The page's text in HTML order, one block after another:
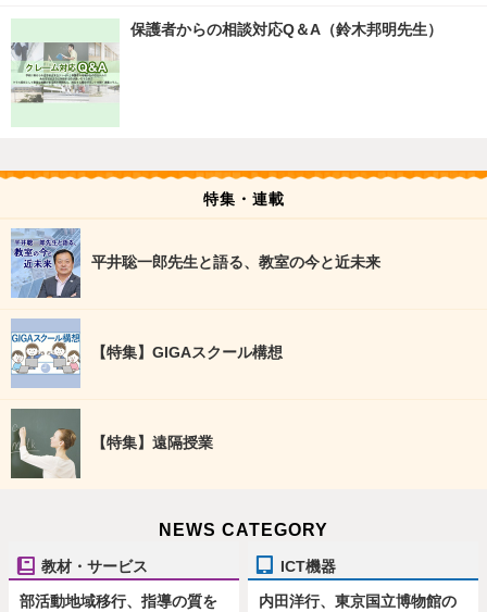
保護者からの相談対応Q＆A（鈴木邦明先生）
特集・連載
平井聡一郎先生と語る、教室の今と近未来
【特集】GIGAスクール構想
【特集】遠隔授業
NEWS CATEGORY
教材・サービス
部活動地域移行、指導の質を
ICT機器
内田洋行、東京国立博物館の